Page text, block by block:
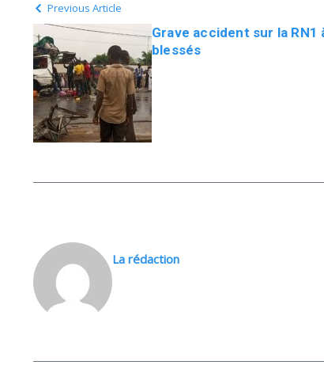
Previous Article
Grave accident sur la
blessés
La rédaction